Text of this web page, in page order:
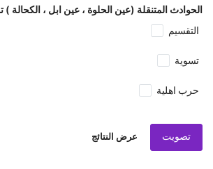
الحوادث المتنقلة (عين الحلوة ، عين ابل ، الكحالة )
التقسيم
تسوية
حرب اهلية
تصويت عرض النتائج